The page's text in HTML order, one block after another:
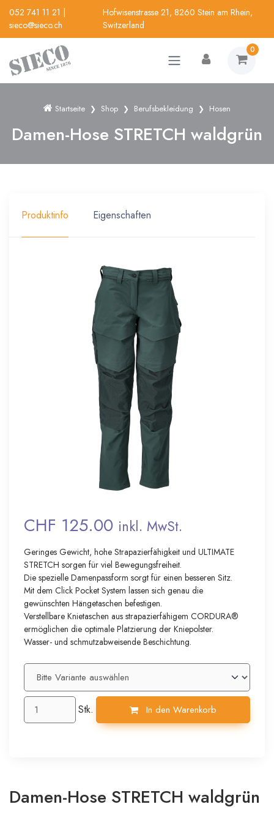
052 741 11 21
sieco@sieco.ch
Hofwisenstrasse 21, 8260 Stein am Rhein,
Switzerland
0
Startseite Shop Berufsbekleidung Hosen
Damen-Hose STRETCH waldgrün
Produktinfo Eigenschaften
CHF 125.00 inkl. MwSt.
Geringes Gewicht, hohe Strapazierfähigkeit und ULTIMATE
STRETCH sorgen für viel Bewegungsfreiheit.
Die spezielle Damenpassform sorgt für einen besseren Sitz.
Mit dem Click Pocket System lassen sich genau die
gewünschten Hängetaschen befestigen.
Verstellbare Knietaschen aus strapazierfähigem CORDURA®
ermöglichen die optimale Platzierung der Kniepolster.
Wasser- und schmutzabweisende Beschichtung.
Stk. In den Warenkorb
Damen-Hose STRETCH waldgrün